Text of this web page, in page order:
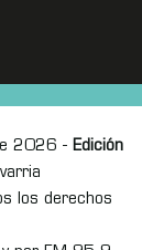
2026 - Edición
los derechos